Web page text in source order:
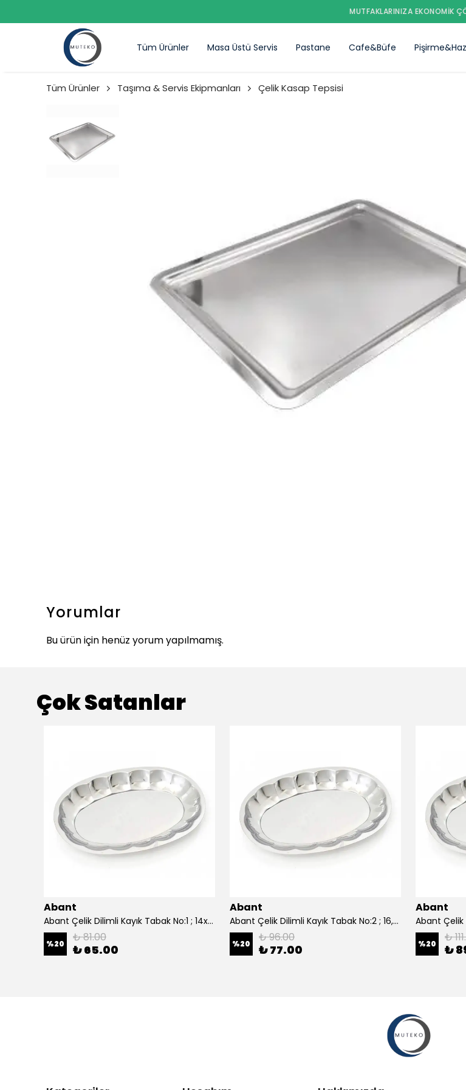
MUTFAKLARINIZA EKONOMIK ÇÖZÜMLER
Tüm Ürünler Masa Üstü Servis Pastane Cafe&Büfe
Tüm Ürünler Taşıma & Servis Ekipmanları Çelik Kasap Tepsisi
Yorumlar
Bu ürün için henüz yorum yapılmamış.
Çok Satanlar
Abant
Abant Çelik Dilimli Kayık Tabak No:1 ; 14x21 cm.
%20 ₺ 81.00
₺ 65.00
Abant
Abant Çelik Dilimli Kayık Tabak No:2 ; 16,5x24,5 cm.
%20 ₺ 96.00
₺ 77.00
Abant
%20 ₺
₺